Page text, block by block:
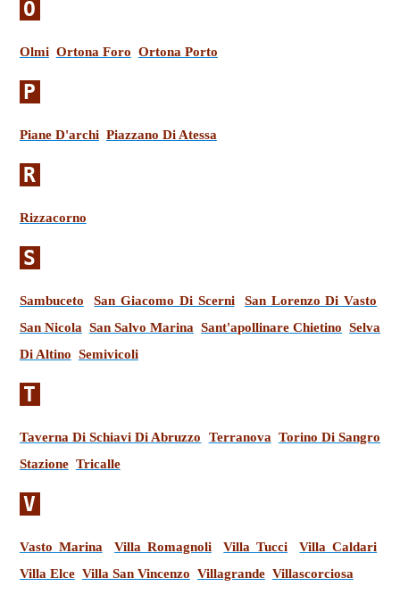
O
Olmi Ortona Foro Ortona Porto
P
Piane D'archi Piazzano Di Atessa
R
Rizzacorno
S
Sambuceto San Giacomo Di Scerni
San Lorenzo Di Vasto
San Nicola San Salvo Marina Sant'apollinare Chietino Selva
Di Altino Semivicoli
T
Taverna Di Schiavi Di Abruzzo Terranova Torino Di Sangro
Stazione Tricalle
V
Vasto Marina Villa Romagnoli Villa Tucci
Villa Caldari
Villa Elce Villa San Vincenzo Villagrande Villascorciosa